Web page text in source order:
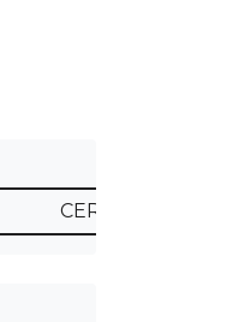
CERCA